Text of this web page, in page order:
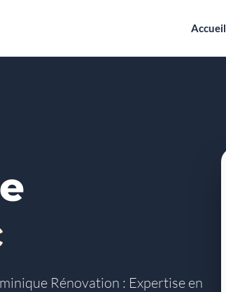
Accueil
Rénovation : Expertise en